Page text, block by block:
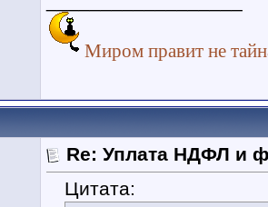
Миром правит не
Re: Уплата НДФЛ и
Цитата: